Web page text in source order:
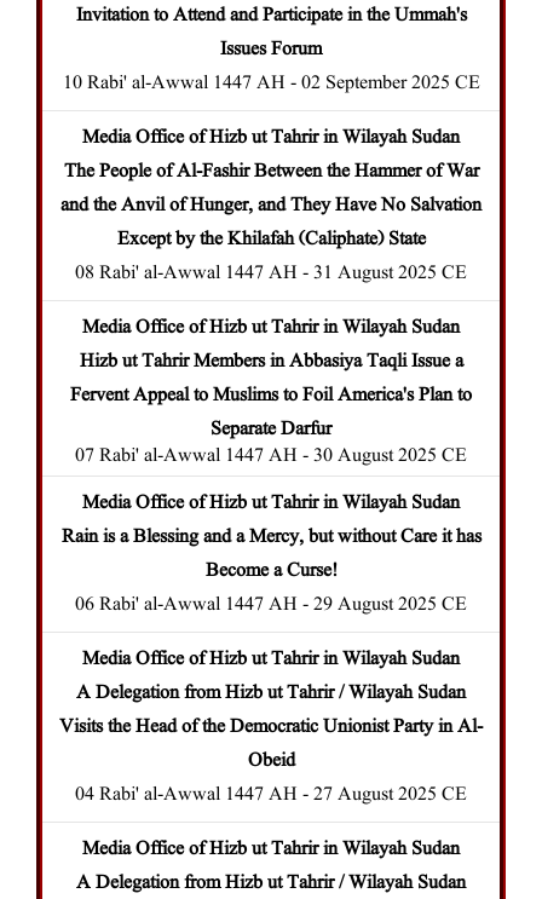
Invitation to Attend and Participate in the Ummah's
Issues Forum
10 Rabi' al-Awwal 1447 AH - 02 September 2025 CE
Media Office of Hizb ut Tahrir in Wilayah Sudan
The People of Al-Fashir Between the Hammer of War
and the Anvil of Hunger, and They Have No Salvation
Except by the Khilafah (Caliphate) State
08 Rabi' al-Awwal 1447 AH - 31 August 2025 CE
Media Office of Hizb ut Tahrir in Wilayah Sudan
Hizb ut Tahrir Members in Abbasiya Taqli Issue a
Fervent Appeal to Muslims to Foil America's Plan to
Separate Darfur
07 Rabi' al-Awwal 1447 AH - 30 August 2025 CE
Media Office of Hizb ut Tahrir in Wilayah Sudan
Rain is a Blessing and a Mercy, but without Care it has
Become a Curse!
06 Rabi' al-Awwal 1447 AH - 29 August 2025 CE
Media Office of Hizb ut Tahrir in Wilayah Sudan
A Delegation from Hizb ut Tahrir / Wilayah Sudan
Visits the Head of the Democratic Unionist Party in Al-
Obeid
04 Rabi' al-Awwal 1447 AH - 27 August 2025 CE
Media Office of Hizb ut Tahrir in Wilayah Sudan
A Delegation from Hizb ut Tahrir / Wilayah Sudan